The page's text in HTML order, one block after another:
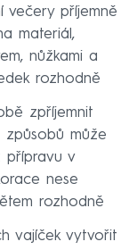
večery příjemně
materiál,
nůžkami a
rozhodně
zpříjemnit
způsobů může
přípravu v
nese
rozhodně
vajíček vytvořit